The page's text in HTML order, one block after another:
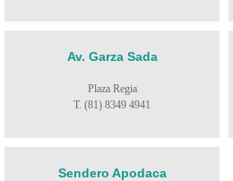
Av. Garza Sada
Plaza Regia
T. (81) 8349 4941
Sendero Apodaca